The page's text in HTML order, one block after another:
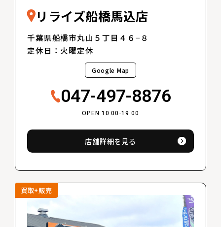
リライズ船橋馬込店
千葉県船橋市丸山５丁目４６−８
定休日：火曜定休
Google Map
047-497-8876
OPEN 10:00-19:00
店舗詳細を見る
買取+販売